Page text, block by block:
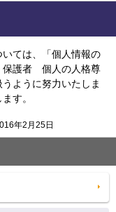
ては、「個人情報の
保護者 個人の人格尊
ように努力いたしま
す。
年2月25日